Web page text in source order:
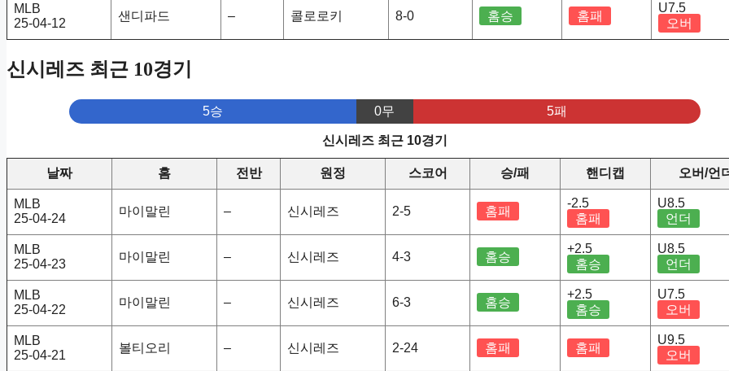
MLB
25-04-12
샌디파드 – 콜로로키 8-0 홈승 홈패
U7.5
오버
신시레즈 최근 10경기
5승 0무 5패
신시레즈 최근 10경기
날짜 홈 전반 원정 스코어 승/패 핸디캡 오버/언
MLB
25-04-24
마이말린 – 신시레즈 2-5 홈패
-2.5
홈패
U8.5
언더
MLB
25-04-23
마이말린 – 신시레즈 4-3 홈승
+2.5
홈승
U8.5
언더
MLB
25-04-22
마이말린 – 신시레즈 6-3 홈승
+2.5
홈승
U7.5
오버
MLB
25-04-21
볼티오리 – 신시레즈 2-24 홈패 홈패
U9.5
오버